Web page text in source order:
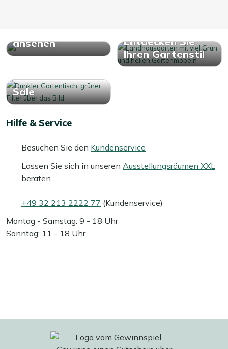
ansehen
Entdecken Sie
Ihren Gartenstil
Sale
Hilfe & Service
Besuchen Sie den Kundenservice
Lassen Sie sich in unseren Ausstellungsräumen XXL
beraten
+49 32 213 2222 77 (Kundenservice)
Montag - Samstag: 9 - 18 Uhr
Sonntag: 11 - 18 Uhr